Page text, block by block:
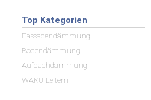
Top Kategorien
Fassadendämmung
Bodendämmung
Aufdachdämmung
WAKÜ Leitern